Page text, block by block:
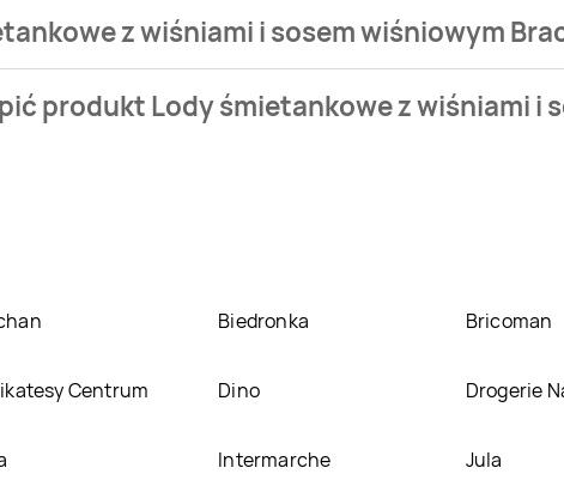
z wiśniami i sosem wiśniowym
oferta, jaką mamy w naszej bazie jest z sieciCarrefour. Lody
produkt Lody śmietankowe z wiśniami i
Biedronka Bricoman
Centrum Dino Drogerie
Intermarche Jula